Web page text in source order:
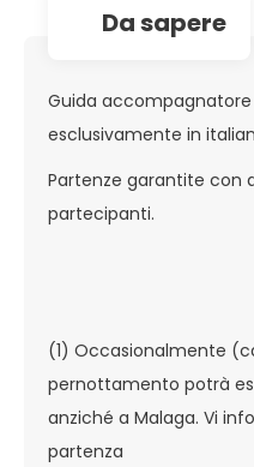
da sapere
Guida
esclusivamente in
Partenze garantite con
partecipanti.
(1) Occasionalmente
pernottamento potrà
anziché a Malaga. Vi
partenza